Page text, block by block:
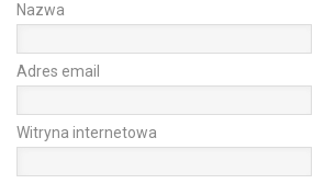
Nazwa
Adres email
Witryna internetowa